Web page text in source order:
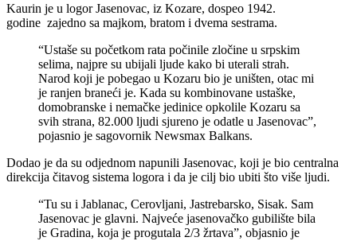
Kaurin je u logor Jasenovac, iz Kozare, dospeo 1942.
godine zajedno sa majkom, bratom i dvema sestrama.
“Ustaše su početkom rata počinile zločine u srpskim
selima, najpre su ubijali ljude kako bi uterali strah.
Narod koji je pobegao u Kozaru bio je uništen, otac mi
je ranjen braneći je. Kada su kombinovane ustaške,
domobranske i nemačke jedinice opkolile Kozaru sa
svih strana, 82.000 ljudi sjureno je odatle u Jasenovac”,
pojasnio je sagovornik Newsmax Balkans.
Dodao je da su odjednom napunili Jasenovac, koji je bio centralna
direkcija čitavog sistema logora i da je cilj bio ubiti što više ljudi.
“Tu su i Jablanac, Cerovljani, Jastrebarsko, Sisak. Sam
Jasenovac je glavni. Najveće jasenovačko gubilište bila
je Gradina, koja je progutala 2/3 žrtava”, objasnio je